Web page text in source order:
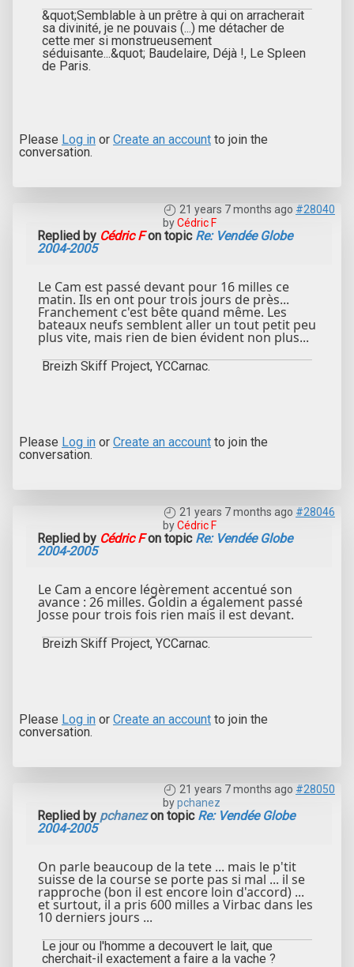
&quot;Semblable à un prêtre à qui on arracherait
sa divinité, je ne pouvais (...) me détacher de
cette mer si monstrueusement
séduisante...&quot; Baudelaire, Déjà !, Le Spleen
de Paris.
Please Log in or Create an account to join the
conversation.
21 years 7 months ago #28040
byCédric F
Replied by Cédric Fon topic Re: Vendée Globe
2004-2005
Le Cam est passé devant pour 16 milles ce
matin. Ils en ont pour trois jours de près...
Franchement c'est bête quand même. Les
bateaux neufs semblent aller un tout petit peu
plus vite, mais rien de bien évident non plus...
Breizh Skiff Project, YCCarnac.
Please Log in or Create an account to join the
conversation.
21 years 7 months ago #28046
byCédric F
Replied by Cédric Fon topic Re: Vendée Globe
2004-2005
Le Cam a encore légèrement accentué son
avance : 26 milles. Goldin a également passé
Josse pour trois fois rien mais il est devant.
Breizh Skiff Project, YCCarnac.
Please Log in or Create an account to join the
conversation.
21 years 7 months ago #28050
bypchanez
Replied by pchanezon topic Re: Vendée Globe
2004-2005
On parle beaucoup de la tete ... mais le p'tit
suisse de la course se porte pas si mal ... il se
rapproche (bon il est encore loin d'accord) ...
et surtout, il a pris 600 milles a Virbac dans les
10 derniers jours ...
Le jour ou l'homme a decouvert le lait, que
cherchait-il exactement a faire a la vache ?